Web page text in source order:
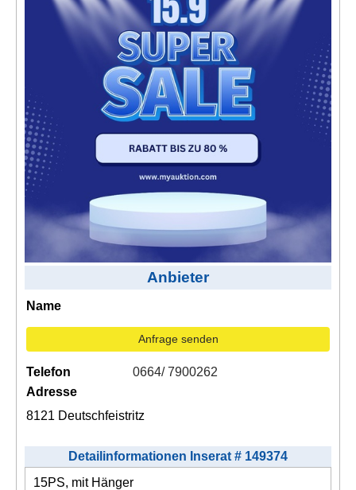
Kontakt
AGB, Nutzungsbedingungen
Anbieter
Name
Anfrage senden
Telefon
0664/ 7900262
Adresse
8121 Deutschfeistritz
Detailinformationen Inserat # 149374
15PS, mit Hänger